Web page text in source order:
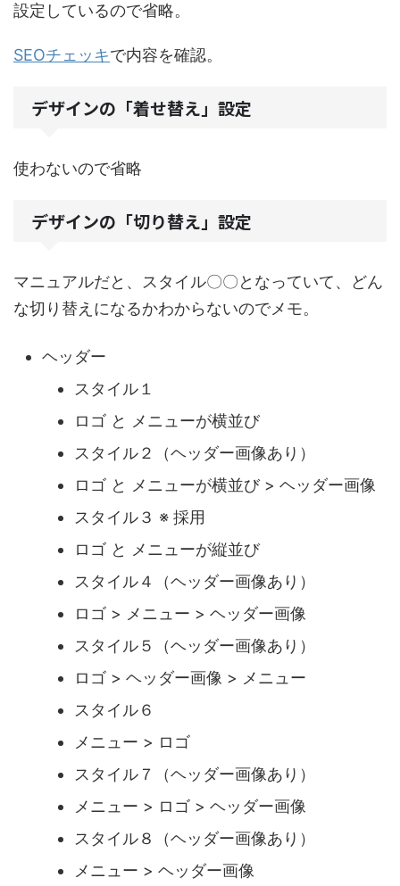
設定しているので省略。
SEOチェッキで内容を確認。
デザインの「着せ替え」設定
使わないので省略
デザインの「切り替え」設定
マニュアルだと、スタイル〇〇となっていて、どん
な切り替えになるかわからないのでメモ。
ヘッダー
スタイル１
ロゴ と メニューが横並び
スタイル２（ヘッダー画像あり）
ロゴ と メニューが横並び > ヘッダー画像
スタイル３ ※ 採用
ロゴ と メニューが縦並び
スタイル４（ヘッダー画像あり）
ロゴ > メニュー > ヘッダー画像
スタイル５（ヘッダー画像あり）
ロゴ > ヘッダー画像 > メニュー
スタイル６
メニュー > ロゴ
スタイル７（ヘッダー画像あり）
メニュー > ロゴ > ヘッダー画像
スタイル８（ヘッダー画像あり）
メニュー > ヘッダー画像